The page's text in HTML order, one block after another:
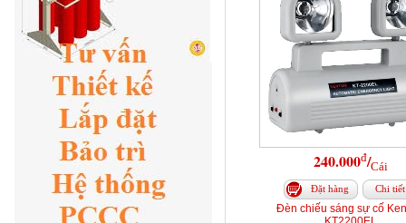
240.000đ/Cái
Đặt hàng Chi tiết
Đèn chiếu sáng sự cố